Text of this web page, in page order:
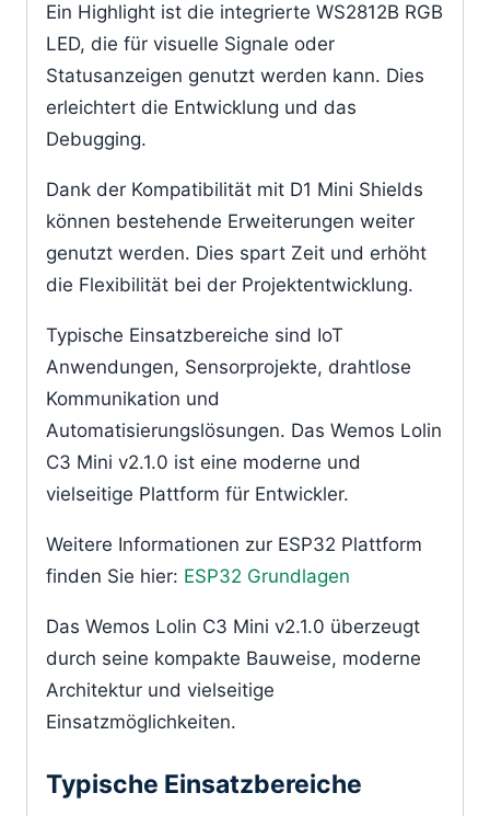
Ein Highlight ist die integrierte WS2812B RGB
LED, die für visuelle Signale oder
Statusanzeigen genutzt werden kann. Dies
erleichtert die Entwicklung und das
Debugging.
Dank der Kompatibilität mit D1 Mini Shields
können bestehende Erweiterungen weiter
genutzt werden. Dies spart Zeit und erhöht
die Flexibilität bei der Projektentwicklung.
Typische Einsatzbereiche sind IoT
Anwendungen, Sensorprojekte, drahtlose
Kommunikation und
Automatisierungslösungen. Das Wemos Lolin
C3 Mini v2.1.0 ist eine moderne und
vielseitige Plattform für Entwickler.
Weitere Informationen zur ESP32 Plattform
finden Sie hier: ESP32 Grundlagen
Das Wemos Lolin C3 Mini v2.1.0 überzeugt
durch seine kompakte Bauweise, moderne
Architektur und vielseitige
Einsatzmöglichkeiten.
Typische Einsatzbereiche